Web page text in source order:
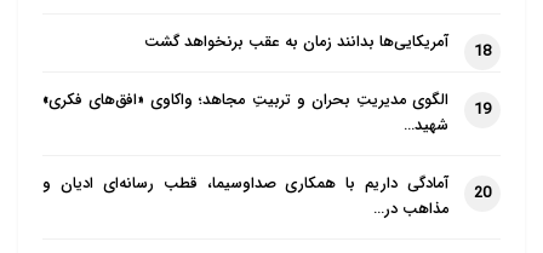
18 آمریکایی‌ها بدانند زمان به عقب برنخواهد گشت
19
الگوی مدیریتِ بحران و تربیتِ مجاهد؛ واکاوی «افق‌های فکری»
شهید…
20
آمادگی داریم با همکاری صداوسیما، قطب رسانه‌ای ادیان و
مذاهب در…